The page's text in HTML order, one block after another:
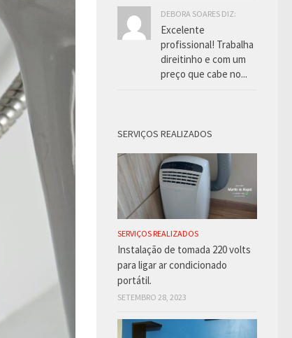
DEBORA SOARES DIZ:
Excelente
profissional! Trabalha
direitinho e com um
preço que cabe no...
SERVIÇOS REALIZADOS
SERVIÇOS REALIZADOS
Instalação de tomada 220 volts
para ligar ar condicionado
portátil.
SETEMBRO 28, 2023